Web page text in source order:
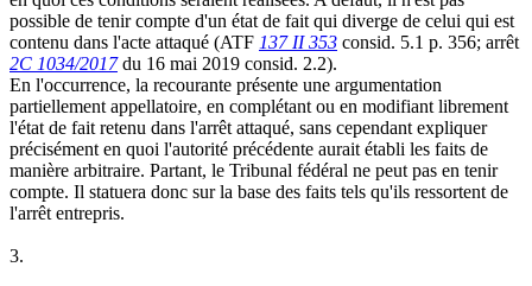
possible de tenir compte d'un état de fait qui diverge de celui qui est
contenu dans l'acte attaqué (ATF 137 II 353 consid. 5.1 p. 356; arrêt
2C 1034/2017du 16 mai 2019 consid. 2.2).
En l'occurrence, la recourante présente une argumentation
partiellement appellatoire, en complétant ou en modifiant librement
l'état de fait retenu dans l'arrêt attaqué, sans cependant expliquer
précisément en quoi l'autorité précédente aurait établi les faits de
manière arbitraire. Partant, le Tribunal fédéral ne peut pas en tenir
compte. Il statuera donc sur la base des faits tels qu'ils ressortent de
l'arrêt entrepris.
3.